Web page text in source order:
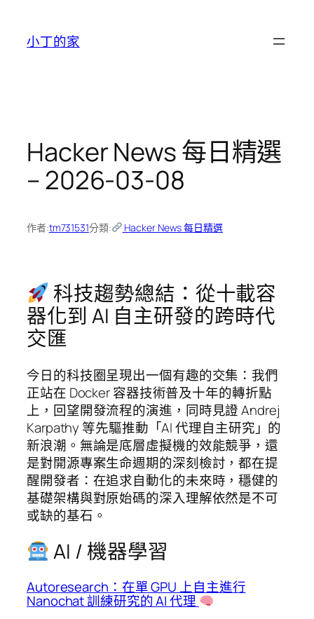
小丁的家
Hacker News 每日精選
– 2026-03-08
作者:tm731531分類: Hacker News 每日精選
科技趨勢總結：從十載容
器化到 AI 自主研發的跨時代
交匯
今日的科技圈呈現出一個有趣的交集：我們
正站在 Docker 容器技術普及十年的轉折點
上，回望開發流程的演進，同時見證 Andrej
Karpathy 等先驅推動「AI 代理自主研究」的
新浪潮。無論是底層虛擬機的效能競爭，還
是對開源專案生命週期的深刻檢討，都在提
醒開發者：在追求自動化的未來時，穩健的
基礎架構與對原始碼的深入理解依然是不可
或缺的基石。
AI / 機器學習
Autoresearch：在單 GPU 上自主進行
Nanochat 訓練研究的 AI 代理